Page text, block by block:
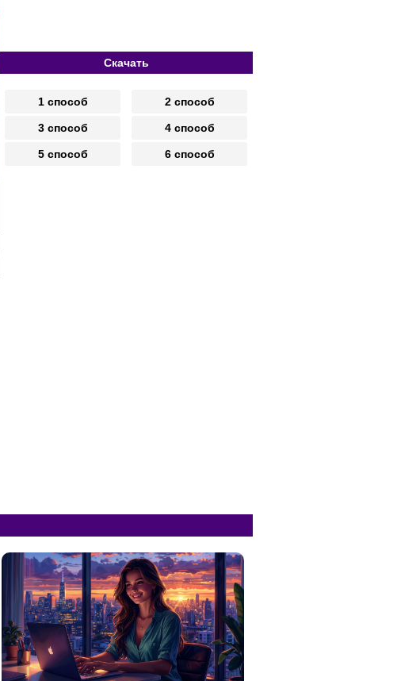
Скачать
1 способ 2 способ
3 способ 4 способ
5 способ 6 способ